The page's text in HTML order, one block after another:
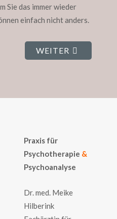
Sie das immer wieder
einfach nicht anders.
WEITER
Praxis für
Psychotherapie &
Psychoanalyse
Dr. med. Meike
Hilberink